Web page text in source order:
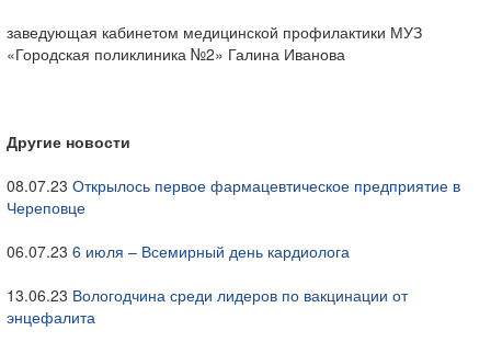
заведующая кабинетом медицинской профилактики МУЗ
«Городская поликлиника №2» Галина Иванова
Другие новости
08.07.23 Открылось первое фармацевтическое предприятие в
Череповце
06.07.23 6 июля – Всемирный день кардиолога
13.06.23 Вологодчина среди лидеров по вакцинации от
энцефалита